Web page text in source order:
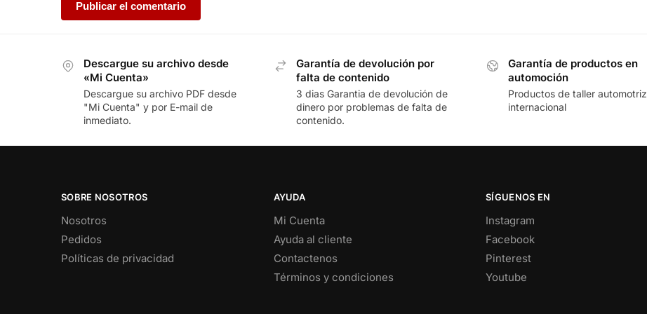
Descargue su archivo desde
«Mi Cuenta»
Descargue su archivo PDF desde
"Mi Cuenta" y por E-mail de
inmediato.
Garantía de devolución por
falta de contenido
3 dias Garantia de devolución de
dinero por problemas de falta de
contenido.
Garantía de productos en
automoción
Productos de taller automotriz
internacional
SOBRE NOSOTROS
Nosotros
Pedidos
Políticas de privacidad
AYUDA
Mi Cuenta
Ayuda al cliente
Contactenos
Términos y condiciones
SÍGUENOS EN
Instagram
Facebook
Pinterest
Youtube